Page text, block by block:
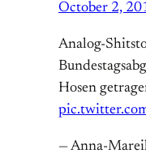
October 2,
Analog-
Hosen
— Anna-